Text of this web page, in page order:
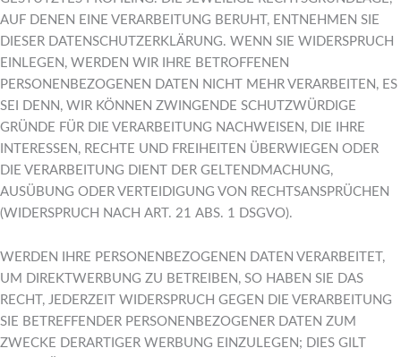
AUF DENEN EINE VERARBEITUNG BERUHT, ENTNEHMEN SIE
DIESER DATENSCHUTZERKLÄRUNG. WENN SIE WIDERSPRUCH
EINLEGEN, WERDEN WIR IHRE BETROFFENEN
PERSONENBEZOGENEN DATEN NICHT MEHR VERARBEITEN, ES
SEI DENN, WIR KÖNNEN ZWINGENDE SCHUTZWÜRDIGE
GRÜNDE FÜR DIE VERARBEITUNG NACHWEISEN, DIE IHRE
INTERESSEN, RECHTE UND FREIHEITEN ÜBERWIEGEN ODER
DIE VERARBEITUNG DIENT DER GELTENDMACHUNG,
AUSÜBUNG ODER VERTEIDIGUNG VON RECHTSANSPRÜCHEN
(WIDERSPRUCH NACH ART. 21 ABS. 1 DSGVO).
WERDEN IHRE PERSONENBEZOGENEN DATEN VERARBEITET,
UM DIREKTWERBUNG ZU BETREIBEN, SO HABEN SIE DAS
RECHT, JEDERZEIT WIDERSPRUCH GEGEN DIE VERARBEITUNG
SIE BETREFFENDER PERSONENBEZOGENER DATEN ZUM
ZWECKE DERARTIGER WERBUNG EINZULEGEN; DIES GILT